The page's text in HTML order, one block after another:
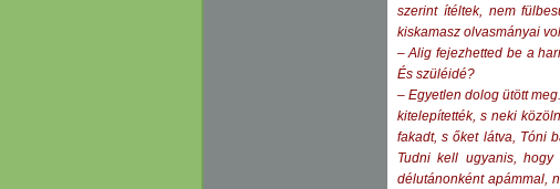
szerint ítéltek, nem
kiskamasz olvasmányai
– Alig fejezhetted be a
És szüléidé?
– Egyetlen dolog ütött
kitelepítették, s neki
fakadt, s őket látva, Tóni
Tudni kell ugyanis,
délutánonként apámmal,